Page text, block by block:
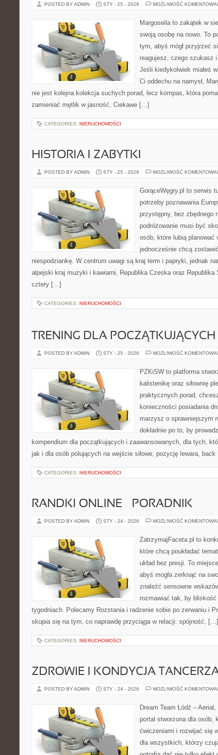
POSTED BY ADMIN STY - 25 - 2026 MOŻLIWOŚĆ
Margoseila to zakątek w
swoją osobę na nowo. To
tym, abyś mógł przyjrzeć
reagujesz, czego szukasz
Jeśli kiedykolwiek miałeś
Ci oddechu na namysł,
nie jest kolejna kolekcja suchych porad, lecz kompas, która
zamieniać mętlik w jasność. Ciekawe […]
CATEGORIES: NIERUCHOMOŚCI
HISTORIA I ZABYTKI
POSTED BY ADMIN STY - 25 - 2026 MOŻLIWOŚĆ
GorąceWęgry.pl to serwis
potrzeby poznawania
przystępny, bez zbędnego
podróżowanie musi być
osób, które lubią
jednocześnie chcą
niespodziankę. W centrum uwagi są kraj term i papryki, jednak
alpejski kraj muzyki i kawiarni, Republika Czeska oraz Republika
cztery […]
CATEGORIES: NIERUCHOMOŚCI
TRENING DLA POCZĄTKUJĄCYCH
POSTED BY ADMIN STY - 25 - 2026 MOŻLIWOŚĆ
PZKiSW to platforma
kalistenikę oraz siłownię
praktycznych porad,
konieczności posiadania
marzysz o sprawniejszym
dokładnie po to, by
kompendium dla początkujących i zaawansowanych, dla tych,
jak i dla osób polujących na wejście siłowe, pozycję lewara,
CATEGORIES: NIERUCHOMOŚCI
RANDKI ONLINE – PORADNIK
POSTED BY ADMIN STY - 24 - 2026 MOŻLIWOŚĆ
ZatrzymajFaceta.pl to
które chcą poukładać
układ bez presji. To
abyś mogła zerknąć na
znaleźć sensowne
rozmawiać tak, by
tygodniach. Polecamy Rozstania i radzenie sobie po zerwaniu i
skupia się na tym, co naprawdę przyciąga w relacji: spójność, […]
CATEGORIES: NIERUCHOMOŚCI
ZDROWIE I KONDYCJA
POSTED BY ADMIN STY - 24 - 2026 MOŻLIWOŚĆ
Dream Team Łódź –
portal stworzona dla osób,
ćwiczeniami i rozwijać się
dla wszystkich, którzy